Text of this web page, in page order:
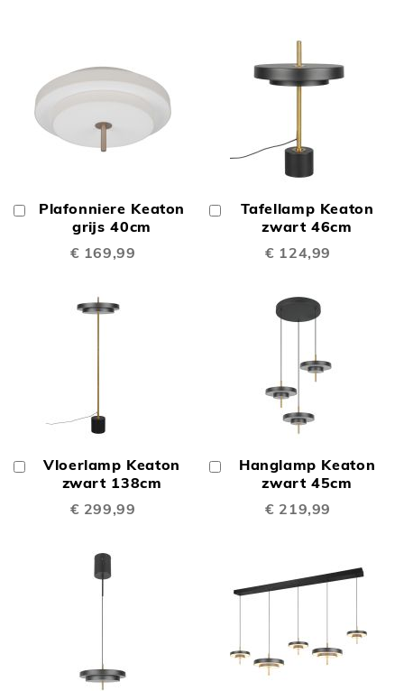
Plafonniere Keaton
grijs 40cm
€ 169,99
In
Winkelwagen
Tafellamp Keaton
zwart 46cm
€ 124,99
Winkelwagen
Vloerlamp Keaton
zwart 138cm
€ 299,99
Winkelwagen
Hanglamp Keaton
zwart 45cm
€ 219,99
Winkelwagen